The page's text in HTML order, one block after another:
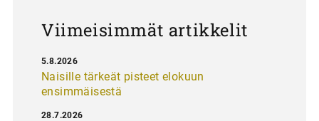
Viimeisimmät artikkelit
Naisille tärkeät pisteet elokuun
ensimmäisestä
5.8.2026
28.7.2026